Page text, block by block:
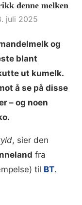
denne melken
juli 2025
og
blant
ut kumelk.
å se på disse
– og noen
, sier den
fra
til BT.